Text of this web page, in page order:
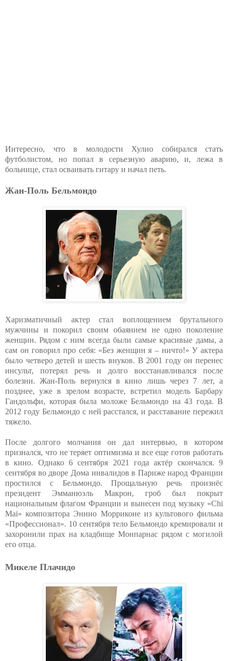
Интересно, что в молодости Хулио собирался стать
футболистом, но попал в серьезную аварию, и, лежа в
больнице, стал осваивать гитару и начал петь.
Жан-Поль Бельмондо
Харизматичный актер стал воплощением брутального
мужчины и покорил своим обаянием не одно поколение
женщин. Рядом с ним всегда были самые красивые дамы, а
сам он говорил про себя: «Без женщин я – ничто!» У актера
было четверо детей и шесть внуков. В 2001 году он перенес
инсульт, потерял речь и долго восстанавливался после
болезни. Жан-Поль вернулся в кино лишь через 7 лет, а
позднее, уже в зрелом возрасте, встретил модель Барбару
Гандольфи, которая была моложе Бельмондо на 43 года. В
2012 году Бельмондо с ней расстался, и расставание пережил
тяжело.
После долгого молчания он дал интервью, в котором
признался, что не теряет оптимизма и все еще готов работать
в кино. Однако 6 сентября 2021 года актёр скончался. 9
сентября во дворе Дома инвалидов в Париже народ Франции
простился с Бельмондо. Прощальную речь произнёс
президент Эмманюэль Макрон, гроб был покрыт
национальным флагом Франции и вынесен под музыку «Chi
Mai» композитора Эннио Морриконе из культового фильма
«Профессионал». 10 сентября тело Бельмондо кремировали и
захоронили прах на кладбище Монпарнас рядом с могилой
его отца.
Микеле Плачидо